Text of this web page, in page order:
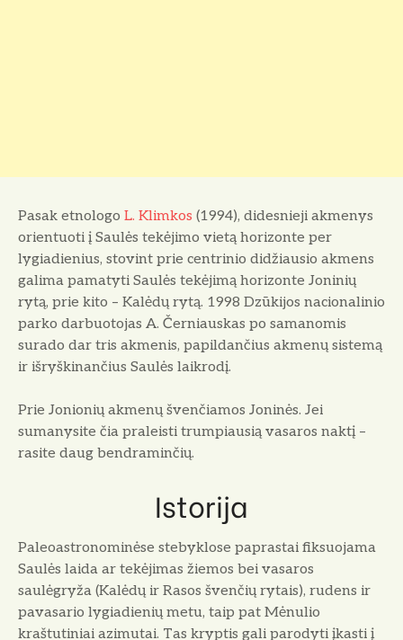
Pasak etnologo L. Klimkos (1994), didesnieji akmenys
orientuoti į Saulės tekėjimo vietą horizonte per
lygiadienius, stovint prie centrinio didžiausio akmens
galima pamatyti Saulės tekėjimą horizonte Joninių
rytą, prie kito – Kalėdų rytą. 1998 Dzūkijos nacionalinio
parko darbuotojas A. Černiauskas po samanomis
surado dar tris akmenis, papildančius akmenų sistemą
ir išryškinančius Saulės laikrodį.
Prie Jonionių akmenų švenčiamos Joninės. Jei
sumanysite čia praleisti trumpiausią vasaros naktį –
rasite daug bendraminčių.
Istorija
Paleoastronominėse stebyklose paprastai fiksuojama
Saulės laida ar tekėjimas žiemos bei vasaros
saulėgryža (Kalėdų ir Rasos švenčių rytais), rudens ir
pavasario lygiadienių metu, taip pat Mėnulio
kraštutiniai azimutai. Tas kryptis gali parodyti įkasti į